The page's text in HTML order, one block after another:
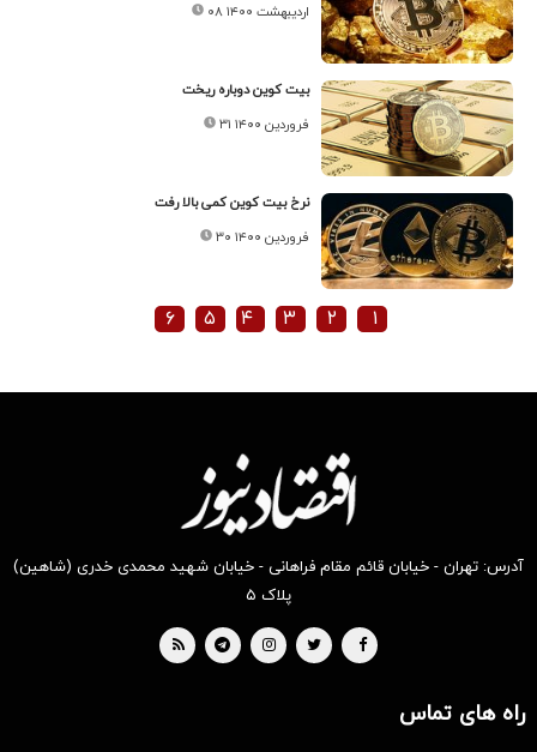
۰۸ اردیبهشت ۱۴۰۰
بیت کوین دوباره ریخت
۳۱ فروردین ۱۴۰۰
نرخ بیت کوین کمی بالا رفت
۳۰ فروردین ۱۴۰۰
۱ ۲ ۳ ۴ ۵ ۶
آدرس: تهران - خیابان قائم مقام فراهانی - خیابان شهید محمدی خدری (شاهین)
پلاک ۵
راه های تماس